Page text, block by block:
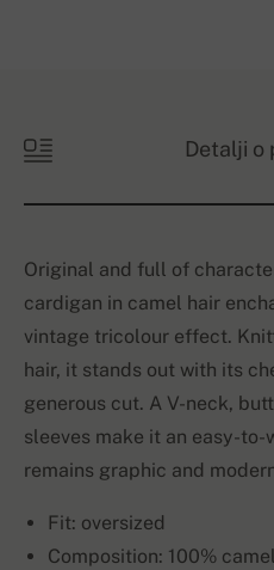
Detalji o
Original and full of
cardigan in camel hair
vintage tricolour effect.
hair, it stands out with its
generous cut. A V-neck,
sleeves make it an easy-
remains graphic and
Fit: oversized
Composition: 100%